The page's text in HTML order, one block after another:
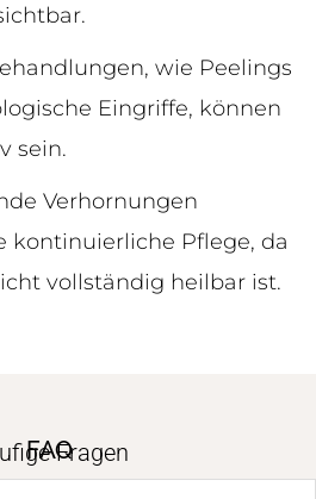
wie Peelings
Eingriffe, können
sein.
Verhornungen
kontinuierliche Pflege, da
vollständig heilbar ist.
FAQFragen